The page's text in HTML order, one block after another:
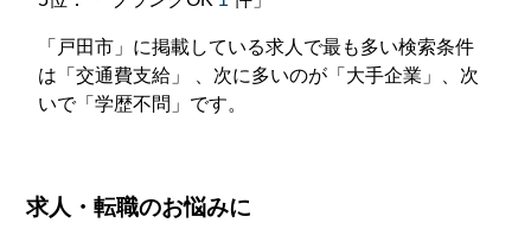
「戸田市」に掲載している求人で最も多い検索条件
は「交通費支給」 、次に多いのが「大手企業」、次
いで「学歴不問」です。
求人・転職のお悩みに